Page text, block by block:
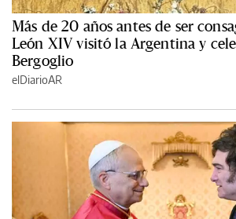
Más de 20 años antes de ser
León XIV visitó la Argentina y
Bergoglio
elDiarioAR